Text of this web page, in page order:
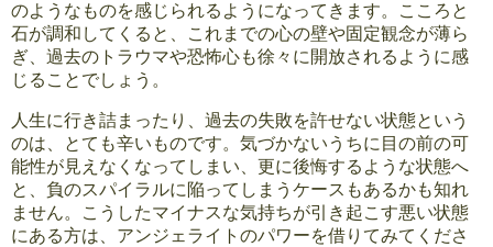
のようなものを感じられるようになってきます。こころと
石が調和してくると、これまでの心の壁や固定観念が薄ら
ぎ、過去のトラウマや恐怖心も徐々に開放されるように感
じることでしょう。
人生に行き詰まったり、過去の失敗を許せない状態という
のは、とても辛いものです。気づかないうちに目の前の可
能性が見えなくなってしまい、更に後悔するような状態へ
と、負のスパイラルに陥ってしまうケースもあるかも知れ
ません。こうしたマイナスな気持ちが引き起こす悪い状態
にある方は、アンジェライトのパワーを借りてみてくださ